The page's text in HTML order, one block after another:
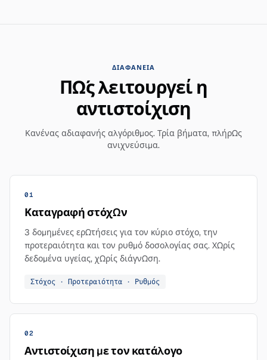
ΔΙΑΦΆΝΕΙΑ
Πώς λειτουργεί η
αντιστοίχιση
Κανένας αδιαφανής αλγόριθμος. Τρία βήματα, πλήρως
ανιχνεύσιμα.
01
Καταγραφή στόχων
3 δομημένες ερωτήσεις για τον κύριο στόχο, την
προτεραιότητα και τον ρυθμό δοσολογίας σας. Χωρίς
δεδομένα υγείας, χωρίς διάγνωση.
Στόχος · Προτεραιότητα · Ρυθμός
02
Αντιστοίχιση με τον κατάλογο